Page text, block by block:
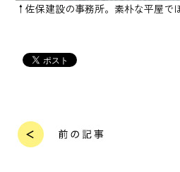
↑佐保建設の事務所。素朴な平屋で